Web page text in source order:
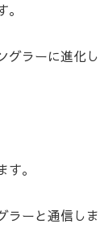
グラーに進化し
。
ラーと通信しま